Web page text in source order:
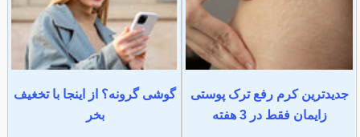
جدیدترین کرم رفع ترک پوستی
زایمان فقط در 3 هفته
گوشی گرونه؟ از اینجا با تخغیف
بخر